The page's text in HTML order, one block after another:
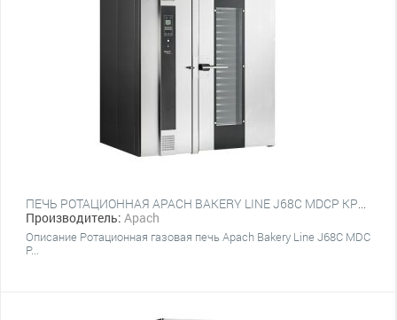
ПЕЧЬ РОТАЦИОННАЯ APACH BAKERY LINE J68С MDCP КРЮК
Производитель: Apach
Описание Ротационная газовая печь Apach Bakery Line J68С MDC
P...